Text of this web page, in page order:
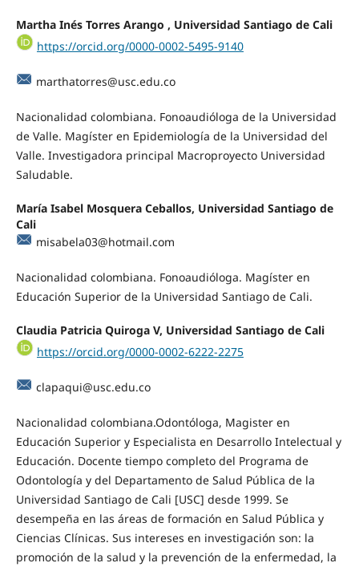
Martha Inés Torres Arango , Universidad Santiago de Cali
https://orcid.org/0000-0002-5495-9140
marthatorres@usc.edu.co
Nacionalidad colombiana. Fonoaudióloga de la Universidad
de Valle. Magíster en Epidemiología de la Universidad del
Valle. Investigadora principal Macroproyecto Universidad
Saludable.
María Isabel Mosquera Ceballos, Universidad Santiago de
Cali
misabela03@hotmail.com
Nacionalidad colombiana. Fonoaudióloga. Magíster en
Educación Superior de la Universidad Santiago de Cali.
Claudia Patricia Quiroga V, Universidad Santiago de Cali
https://orcid.org/0000-0002-6222-2275
clapaqui@usc.edu.co
Nacionalidad colombiana.Odontóloga, Magister en
Educación Superior y Especialista en Desarrollo Intelectual y
Educación. Docente tiempo completo del Programa de
Odontología y del Departamento de Salud Pública de la
Universidad Santiago de Cali [USC] desde 1999. Se
desempeña en las áreas de formación en Salud Pública y
Ciencias Clínicas. Sus intereses en investigación son: la
promoción de la salud y la prevención de la enfermedad, la